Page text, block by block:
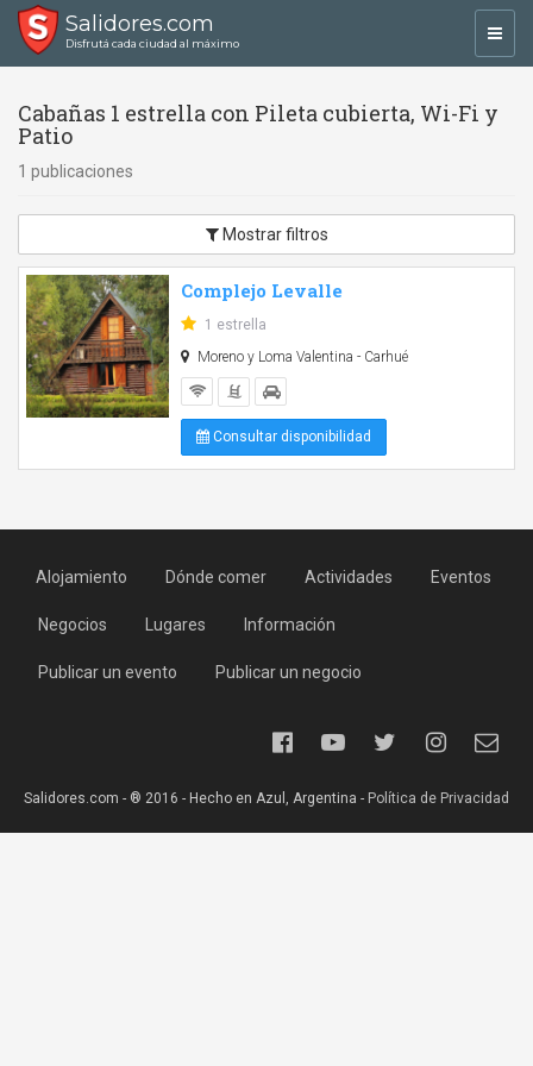
Salidores.com
Disfrutá cada ciudad al máximo
Cabañas 1 estrella con Pileta cubierta, Wi-Fi y
Patio
1 publicaciones
Mostrar filtros
Complejo Levalle
1 estrella
Moreno y Loma Valentina - Carhué
Consultar disponibilidad
Alojamiento Dónde comer Actividades Eventos
Negocios Lugares Información
Publicar un evento Publicar un negocio
Salidores.com - ® 2016 - Hecho en Azul, Argentina - Política de Privacidad